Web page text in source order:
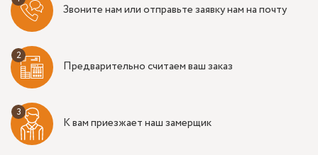
Звоните нам или отправьте заявку нам на почту
Предварительно считаем ваш заказ
К вам приезжает наш замерщик